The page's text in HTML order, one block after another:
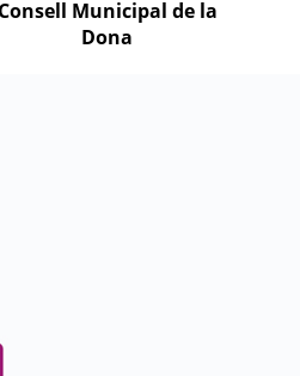
Consell Municipal de la
Dona